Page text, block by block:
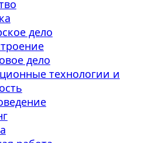
дело
дело
технологии и